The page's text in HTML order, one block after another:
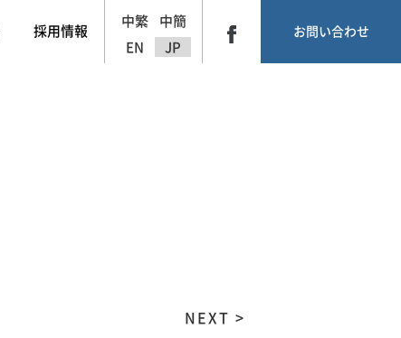
採用情報
中繁
中簡
EN
JP
お問い合わせ
NEXT >